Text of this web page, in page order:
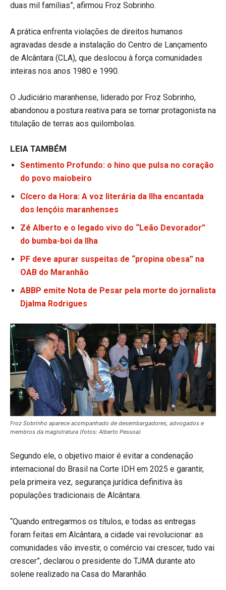
duas mil famílias”, afirmou Froz Sobrinho.
A prática enfrenta violações de direitos humanos
agravadas desde a instalação do Centro de Lançamento
de Alcântara (CLA), que deslocou à força comunidades
inteiras nos anos 1980 e 1990.
O Judiciário maranhense, liderado por Froz Sobrinho,
abandonou a postura reativa para se tornar protagonista na
titulação de terras aos quilombolas.
LEIA TAMBÉM
Sentimento Profundo: o hino que pulsa no coração
do povo maiobeiro
Cícero da Hora: A voz literária da Ilha encantada
dos lençóis maranhenses
Zé Alberto e o legado vivo do “Leão Devorador”
do bumba-boi da Ilha
PF deve apurar suspeitas de “propina obesa” na
OAB do Maranhão
ABBP emite Nota de Pesar pela morte do jornalista
Djalma Rodrigues
Froz Sobrinho aparece acompanhado de desembargadores, advogados e
membros da magistratura (fotos: Alberto Pessoa)
Segundo ele, o objetivo maior é evitar a condenação
internacional do Brasil na Corte IDH em 2025 e garantir,
pela primeira vez, segurança jurídica definitiva às
populações tradicionais de Alcântara.
“Quando entregarmos os títulos, e todas as entregas
foram feitas em Alcântara, a cidade vai revolucionar: as
comunidades vão investir, o comércio vai crescer, tudo vai
crescer”, declarou o presidente do TJMA durante ato
solene realizado na Casa do Maranhão.